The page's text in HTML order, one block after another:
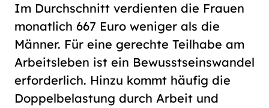
Im Durchschnitt verdienten die Frauen
monatlich 667 Euro weniger als die
Männer. Für eine gerechte Teilhabe am
Arbeitsleben ist ein Bewusstseinswandel
erforderlich. Hinzu kommt häufig die
Doppelbelastung durch Arbeit und